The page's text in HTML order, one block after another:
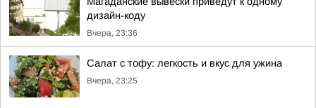
дизайн-коду
Вчера, 23:36
Салат с тофу: легкость и вкус для ужина
Вчера, 23:25